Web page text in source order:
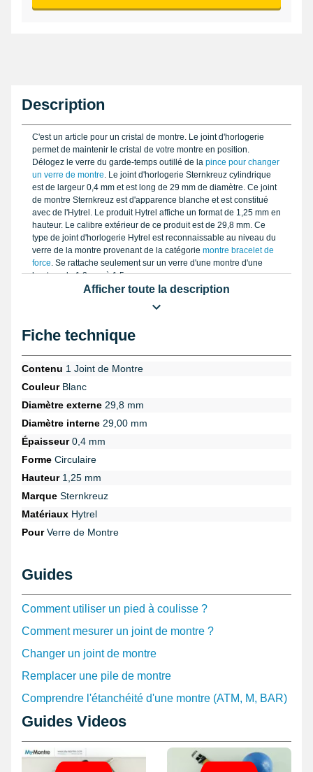
Description
C'est un article pour un cristal de montre. Le joint d'horlogerie
permet de maintenir le cristal de votre montre en position.
Délogez le verre du garde-temps outillé de la pince pour changer
un verre de montre. Le joint d'horlogerie Sternkreuz cylindrique
est de largeur 0,4 mm et est long de 29 mm de diamètre. Ce joint
de montre Sternkreuz est d'apparence blanche et est constitué
avec de l'Hytrel. Le produit Hytrel affiche un format de 1,25 mm en
hauteur. Le calibre extérieur de ce produit est de 29,8 mm. Ce
type de joint d'horlogerie Hytrel est reconnaissable au niveau du
verre de la montre provenant de la catégorie montre bracelet de
force. Se rattache seulement sur un verre d'une montre d'une
hauteur de 1,3 mm à 1,5 mm.
Afficher toute la description
Fiche technique
Contenu 1 Joint de Montre
CouleurBlanc
Diamètre externe 29,8 mm
Diamètre interne 29,00 mm
Épaisseur0,4 mm
Forme Circulaire
Hauteur1,25 mm
Marque Sternkreuz
Matériaux Hytrel
PourVerre de Montre
Guides
Comment utiliser un pied à coulisse ?
Comment mesurer un joint de montre ?
Changer un joint de montre
Remplacer une pile de montre
Comprendre l'étanchéité d'une montre (ATM, M, BAR)
Guides Videos